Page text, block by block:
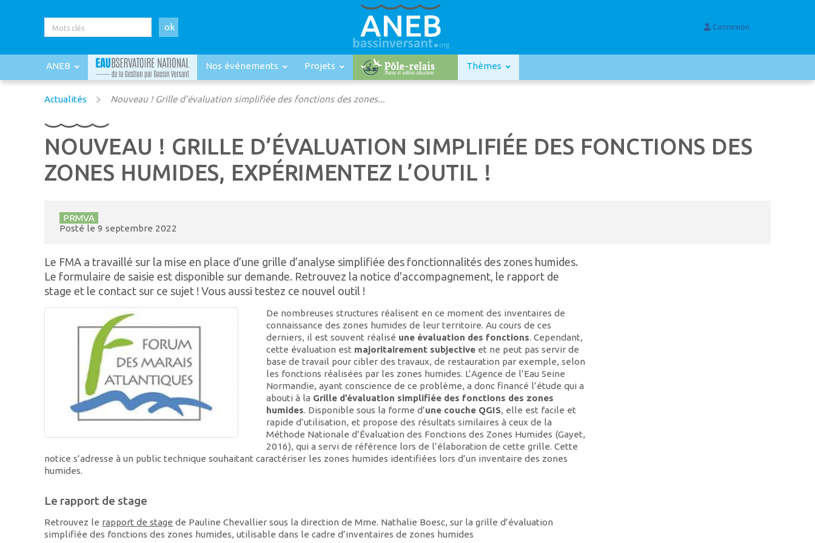
ok Connexion
ANEB Nos événements Projets Thèmes
Actualités Nouveau ! Grille d’évaluation simplifiée des fonctions des zones...
NOUVEAU ! GRILLE D’ÉVALUATION SIMPLIFIÉE DES FONCTIONS DES
ZONES HUMIDES, EXPÉRIMENTEZ L’OUTIL !
PRMVA
Posté le 9 septembre 2022
Le FMA a travaillé sur la mise en place d’une grille d’analyse simplifiée des fonctionnalités des zones humides.
Le formulaire de saisie est disponible sur demande. Retrouvez la notice d'accompagnement, le rapport de
stage et le contact sur ce sujet ! Vous aussi testez ce nouvel outil !
De nombreuses structures réalisent en ce moment des inventaires de
connaissance des zones humides de leur territoire. Au cours de ces
derniers, il est souvent réalisé une évaluation des fonctions. Cependant,
cette évaluation est majoritairement subjectiveet ne peut pas servir de
base de travail pour cibler des travaux, de restauration par exemple, selon
les fonctions réalisées par les zones humides. L’Agence de l’Eau Seine
Normandie, ayant conscience de ce problème, a donc financé l’étude qui a
abouti à la Grille d’évaluation simplifiée des fonctions des zones
humides. Disponible sous la forme d’une couche QGIS, elle est facile et
rapide d’utilisation, et propose des résultats similaires à ceux de la
Méthode Nationale d’Évaluation des Fonctions des Zones Humides (Gayet,
2016), qui a servi de référence lors de l’élaboration de cette grille. Cette
notice s’adresse à un public technique souhaitant caractériser les zones humides identifiées lors d’un inventaire des zones
humides.
Le rapport de stage
Retrouvez le rapport de stage de Pauline Chevallier sous la direction de Mme. Nathalie Boesc, sur la grille d’évaluation
simplifiée des fonctions des zones humides, utilisable dans le cadre d’inventaires de zones humides